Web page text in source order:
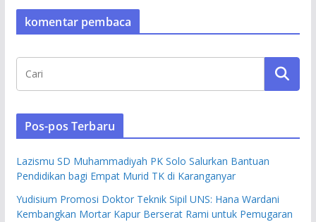
komentar pembaca
Pos-pos Terbaru
Lazismu SD Muhammadiyah PK Solo Salurkan Bantuan
Pendidikan bagi Empat Murid TK di Karanganyar
Yudisium Promosi Doktor Teknik Sipil UNS: Hana Wardani
Kembangkan Mortar Kapur Berserat Rami untuk Pemugaran